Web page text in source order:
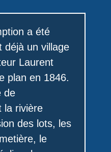
a été
déjà un village
Laurent
plan en 1846.
de
la rivière
des lots, les
le